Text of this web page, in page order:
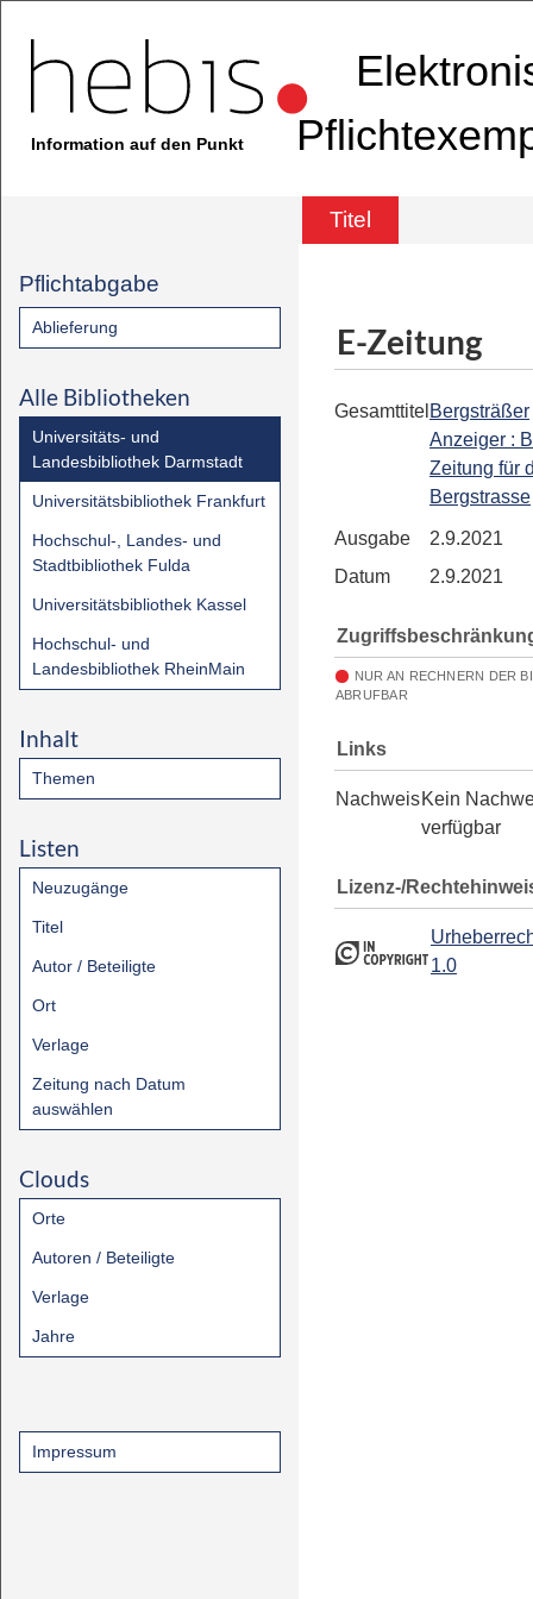
Information auf den Punkt
Titel
Pflichtabgabe
Ablieferung
Alle Bibliotheken
Universitäts- und
Landesbibliothek Darmstadt
Universitätsbibliothek Frankfurt
Hochschul-, Landes- und
Stadtbibliothek Fulda
Universitätsbibliothek Kassel
Hochschul- und
Landesbibliothek RheinMain
Inhalt
Themen
Listen
Neuzugänge
Titel
Autor / Beteiligte
Ort
Verlage
Zeitung nach Datum
auswählen
Clouds
Orte
Autoren / Beteiligte
Verlage
Jahre
Impressum
E-Zeitung
Gesamttitel Bergsträßer
Anzeiger :
Zeitung für
Bergstrasse
Ausgabe
2.9.2021
Datum
2.9.2021
NUR AN RECHNERN DER
ABRUFBAR
Links
NachweisKein
verfügbar
Lizenz-/
1.0